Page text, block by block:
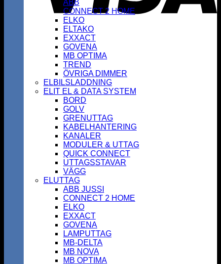
ABB
CONNECT 2 HOME
ELKO
ELTAKO
EXXACT
GOVENA
MB OPTIMA
TREND
ÖVRIGA DIMMER
ELBILSLADDNING
ELIT EL & DATA SYSTEM
BORD
GOLV
GRENUTTAG
KABELHANTERING
KANALER
MODULER & UTTAG
QUICK CONNECT
UTTAGSSTAVAR
VÄGG
ELUTTAG
ABB JUSSI
CONNECT 2 HOME
ELKO
EXXACT
GOVENA
LAMPUTTAG
MB-DELTA
MB NOVA
MB OPTIMA